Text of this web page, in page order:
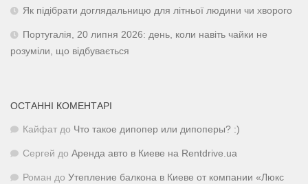
Як підібрати доглядальницю для літньої людини чи хворого
Португалія, 20 липня 2026: день, коли навіть чайки не
розуміли, що відбувається
ОСТАННІ КОМЕНТАРІ
Кайфат до Что такое дипопер или дипоперы? :)
Сергей до Аренда авто в Киеве на Rentdrive.ua
Роман до Утепление балкона в Киеве от компании «Люкс